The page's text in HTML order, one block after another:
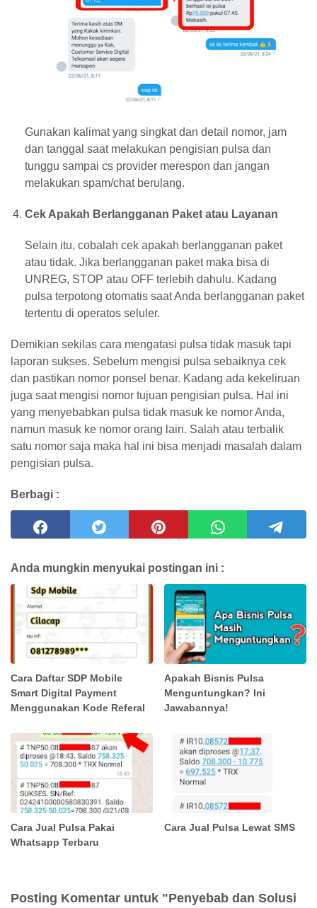
Gunakan kalimat yang singkat dan detail nomor, jam
dan tanggal saat melakukan pengisian pulsa dan
tunggu sampai cs provider merespon dan jangan
melakukan spam/chat berulang.
Cek Apakah Berlangganan Paket atau Layanan
Selain itu, cobalah cek apakah berlangganan paket
atau tidak. Jika berlangganan paket maka bisa di
UNREG, STOP atau OFF terlebih dahulu. Kadang
pulsa terpotong otomatis saat Anda berlangganan paket
tertentu di operatos seluler.
Demikian sekilas cara mengatasi pulsa tidak masuk tapi
laporan sukses. Sebelum mengisi pulsa sebaiknya cek
dan pastikan nomor ponsel benar. Kadang ada kekeliruan
juga saat mengisi nomor tujuan pengisian pulsa. Hal ini
yang menyebabkan pulsa tidak masuk ke nomor Anda,
namun masuk ke nomor orang lain. Salah atau terbalik
satu nomor saja maka hal ini bisa menjadi masalah dalam
pengisian pulsa.
Berbagi :
Anda mungkin menyukai postingan ini :
Cara Daftar SDP Mobile
Smart Digital Payment
Menggunakan Kode Referal
Apakah Bisnis Pulsa
Menguntungkan? Ini
Jawabannya!
Cara Jual Pulsa Pakai
Whatsapp Terbaru
Cara Jual Pulsa Lewat SMS
Posting Komentar untuk "Penyebab dan Solusi